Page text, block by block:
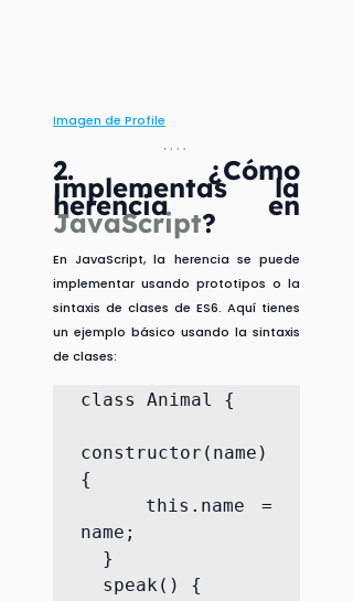
Imagen de Profile
2. ¿Cómo
implementas la
JavaScript?
En JavaScript, la herencia se puede
implementar usando prototipos o la
sintaxis de clases de ES6. Aquí tienes
un ejemplo básico usando la sintaxis
de clases:
class Animal {
constructor(name)
{
name;